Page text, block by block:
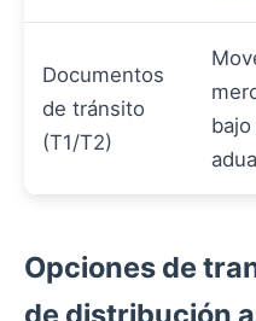
Documentos
de tránsito
(T1/T2)
Opciones de